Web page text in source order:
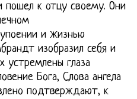
пошел к отцу своему. Они
и жизнью
изобразил себя и
устремлены глаза
Бога, Слова ангела
подтверждают, к